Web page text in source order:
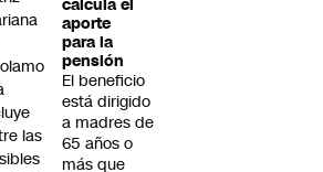
calcula el
aporte
para la
pensión
El beneficio
está dirigido
a madres de
65 años o
más que
las